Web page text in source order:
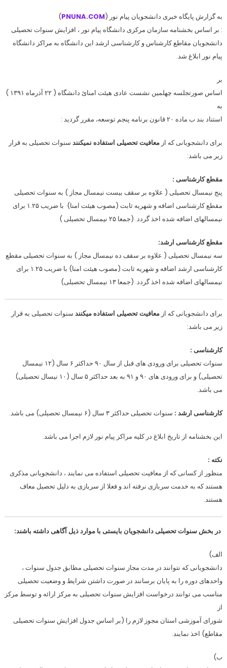
به گزارش پایگاه خبری دانشجویان پیام نور (PNUNA.COM
)
: بر اساس بخشنامه سازمان مرکزی دانشگاه پیام نور ، افزایش سنوات تحصیلی
دانشجویان مقاطع کارشناس و کارشناسی ارشد این دانشگاه به مراکز دانشگاه
پیام نور ابلاغ شد.
بر
اساس صورتجلسه چهلمین نشست عادی هیئت امنائ دانشگاه ( ۲۲ آذرماه ۱۳۹۱ )
به
استناد بند ب ماده ۲۰ قانون برنامه پنجم توسعه، مقرر گردید :
برای دانشجویانی که از معافیت تحصیلی استفاده نمیکنندسنوات تحصیلی به قرار
زیر می باشد:
مقطع کارشناسی :
پنج نیمسال تحصیلی ( علاوه بر سقف بیست نیمسال مجاز ) به سنوات تحصیلی
مقطع کارشناسی اضافه و شهریه ثابت (مصوب هیئت امنا) با ضریب ۱.۲۵ برای
نیمسالهای اضافه شده اخذ گردد. (جمعا ۲۵ نیمسال تحصیلی )
مقطع کارشناسی ارشد:
سه نیمسال تحصیلی ( علاوه بر سقف ده نیمسال مجاز ) به سنوات تحصیلی مقطع
کارشناسی ارشد اضافه و شهریه ثابت (مصوب هیئت امنا) با ضریب ۱.۲۵ برای
نیمسالهای اضافه شده اخذ گردد. (جمعا ۱۳ نیمسال تحصیلی)
برای دانشجویانی که از معافیت تحصیلی استفاده میکنندسنوات تحصیلی به قرار
زیر می باشد:
کارشناسی :
سنوات تحصیلی برای ورودی های قبل از سال ۹۰ حداکثر ۶ سال (۱۲ نیمسال
تحصیلی) و برای ورودی های ۹۰ و ۹۱ به بعد حداکثر ۵ سال (۱۰ نیسال تحصیلی)
می باشد.
کارشناسی ارشد : سنوات تحصیلی حداکثر ۳ سال (۶ نیمسال تحصیلی) می باشد.
این بخشنامه از تاریخ ابلاغ در کلیه مراکز پیام نور لازم اجرا می باشد.
نکته :
منظور از کسانی که از معافیت تحصیلی استفاده می نمایند ، دانشجویانی مذکری
هستند که به خدمت سربازی نرفته اند و فعلا از سربازی به دلیل تحصیل معاف
هستند.
در بخش سنوات تحصیلی دانشجویان بایستی با موارد ذیل آگاهی داشته باشند:
الف)
دانشجویانی که نتوانند در مدت مجاز سنوات تحصیلی مطابق جدول سنوات ،
واحدهای دوره را به پایان برسانند در صورت داشتن شرایط و وضعیت تحصیلی
مناسب می توانند درخواست افزایش سنوات تحصیلی به مرکز ارائه و توسط مرکز
از
شورای آموزشی استان مجوز لازم را (بر اساس جدول افزایش سنوات تحصیلی
مقاطع) اخذ نمایند.
ب)